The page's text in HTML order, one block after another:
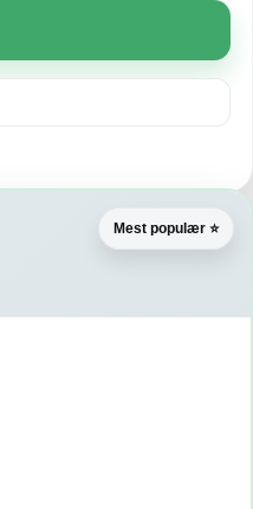
Mest populær ⭐